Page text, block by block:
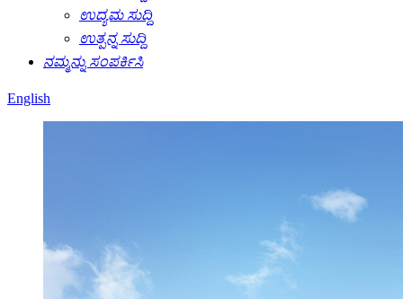
ಉದ್ಯಮ ಸುದ್ದಿ
ಉತ್ಪನ್ನ ಸುದ್ದಿ
ನಮ್ಮನ್ನು ಸಂಪರ್ಕಿಸಿ
English